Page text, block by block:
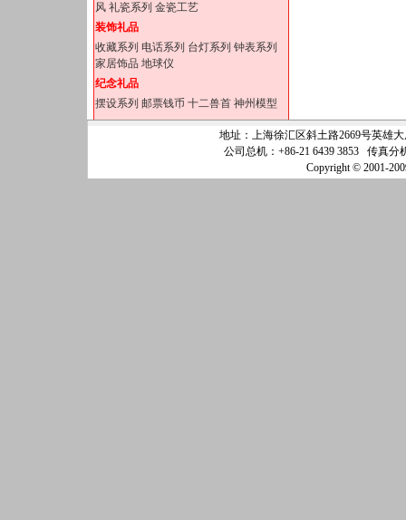
风 礼瓷系列 金瓷工艺
装饰礼品
收藏系列 电话系列 台灯系列 钟表系列
家居饰品 地球仪
纪念礼品
摆设系列 邮票钱币 十二兽首 神州模型
地址：上海徐汇区斜土路2669号英雄
公司总机：+86-21 6439 3853 传真分
Copyright © 2001-